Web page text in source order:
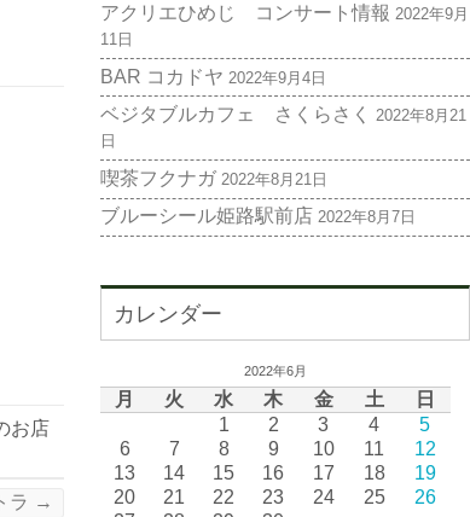
お店
ラ →
アクリエひめじ コンサート情報 2022年9月
11日
BAR コカドヤ 2022年9月4日
ベジタブルカフェ さくらさく
2022年8月21
日
喫茶フクナガ 2022年8月21日
ブルーシール姫路駅前店 2022年8月7日
カレンダー
2022年6月
月 火 水 木 金 土 日
1 2 3 4
5
6
7 8 9 10 11
12
13
14 15 16 17 18
19
20
21 22 23 24 25
26